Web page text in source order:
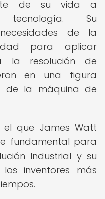
de su vida a
Su
de la
para aplicar
la resolución de
en una figura
de la máquina de
el que James Watt
fundamental para
Industrial y su
inventores más